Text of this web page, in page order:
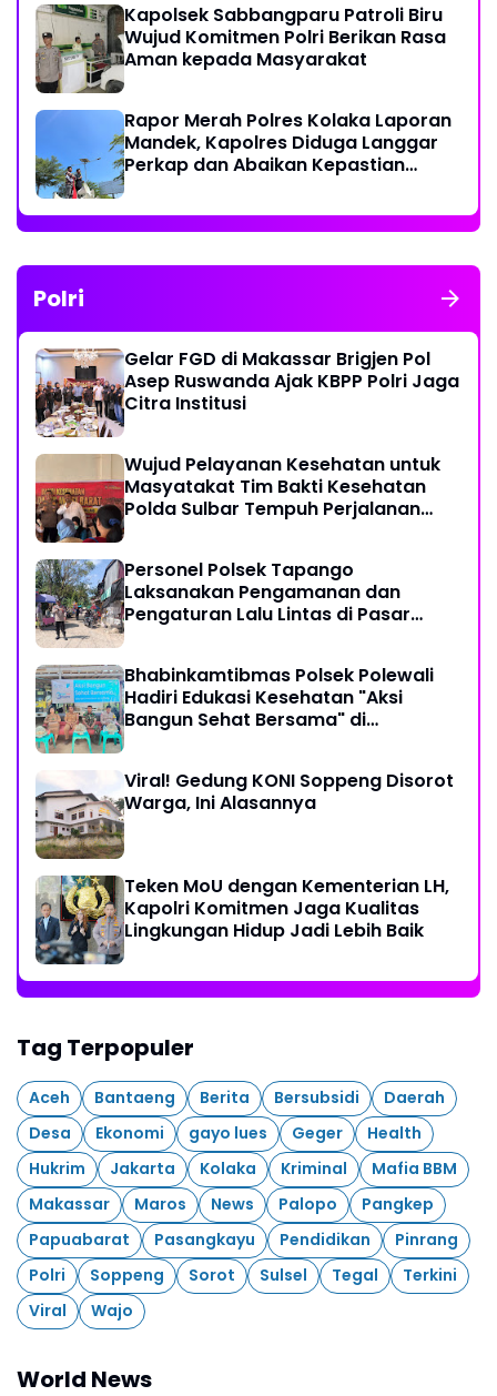
Kapolsek Sabbangparu Patroli Biru
Wujud Komitmen Polri Berikan Rasa
Aman kepada Masyarakat
Rapor Merah Polres Kolaka Laporan
Mandek, Kapolres Diduga Langgar
Perkap dan Abaikan Kepastian
Polri
Gelar FGD di Makassar Brigjen Pol
Asep Ruswanda Ajak KBPP Polri Jaga
Citra Institusi
Wujud Pelayanan Kesehatan untuk
Masyatakat Tim Bakti Kesehatan
Polda Sulbar Tempuh Perjalanan
Personel Polsek Tapango
Laksanakan Pengamanan dan
Pengaturan Lalu Lintas di Pasar
Bhabinkamtibmas Polsek Polewali
Hadiri Edukasi Kesehatan "Aksi
Bangun Sehat Bersama" di
Viral! Gedung KONI Soppeng Disorot
Warga, Ini Alasannya
Teken MoU dengan Kementerian LH,
Kapolri Komitmen Jaga Kualitas
Lingkungan Hidup Jadi Lebih Baik
Tag Terpopuler
Aceh Bantaeng Berita Bersubsidi
Daerah
Desa
Ekonomi gayo lues Geger
Health
Hukrim
Jakarta Kolaka Kriminal
Mafia BBM
Makassar
Maros News Palopo
Pangkep
Papuabarat
Pasangkayu Pendidikan
Pinrang
Polri
Soppeng Sorot Sulsel Tegal
Terkini
Viral
Wajo
World News